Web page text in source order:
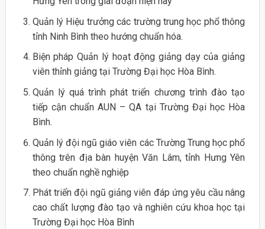
Quản lý Hiệu trưởng các trường trung học phổ thông
tỉnh Ninh Bình theo hướng chuẩn hóa.
Biện pháp Quản lý hoạt động giảng dạy của giảng
viên thỉnh giảng tại Trường Đại học Hòa Bình.
Quản lý quá trình phát triển chương trình đào tạo
tiếp cận chuẩn AUN – QA tại Trường Đại học Hòa
Bình.
Quản lý đội ngũ giáo viên các Trường Trung học phổ
thông trên địa bàn huyện Văn Lâm, tỉnh Hưng Yên
theo chuẩn nghề nghiệp
Phát triển đội ngũ giảng viên đáp ứng yêu cầu nâng
cao chất lượng đào tạo và nghiên cứu khoa học tại
Trường Đại học Hòa Bình